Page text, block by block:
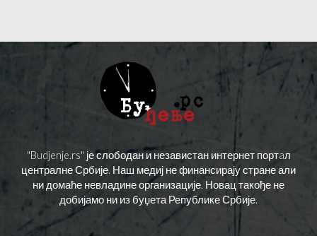
"Budjenje.rs" је слободан и независтан интернет портaл
централне Србије. Наш медиј не финансирају стране али
ни домаће невладине организације. Новац такође не
добијамо ни из буџета Републике Србије.